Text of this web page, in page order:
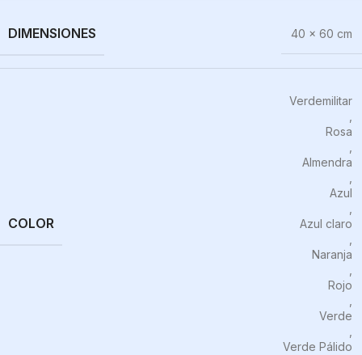
DIMENSIONES 40 × 60 cm
COLOR
Verdemilitar
Rosa
Almendra
Azul
Azul claro
Naranja
Rojo
Verde
Verde Pálido